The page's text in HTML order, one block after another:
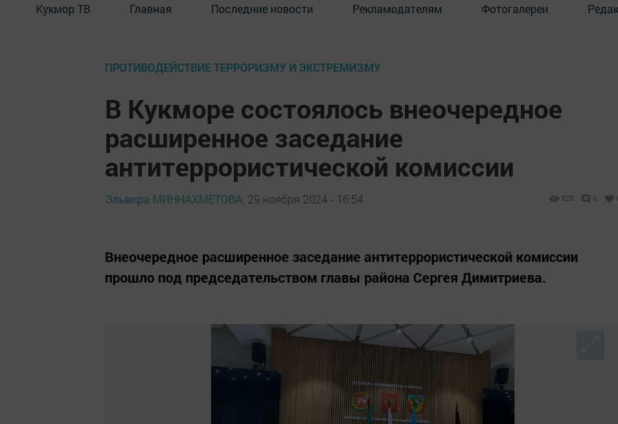
Кукмор ТВ Главная Последние новости Рекламодателям Фотогалереи
ПРОТИВОДЕЙСТВИЕ ТЕРРОРИЗМУ И ЭКСТРЕМИЗМУ
В Кукморе состоялось внеочередное
расширенное заседание
антитеррористической комиссии
Эльвира МИННАХМЕТОВА, 29 ноября 2024 - 16:54 520 0
Внеочередное расширенное заседание антитеррористической комиссии
прошло под председательством главы района Сергея Димитриева.